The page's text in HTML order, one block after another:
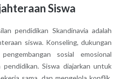
Siswa
pendidikan Skandinavia adalah
siswa. Konseling, dukungan
sosial emosional
Siswa diajarkan untuk